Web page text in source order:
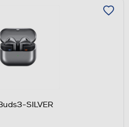
SILVER